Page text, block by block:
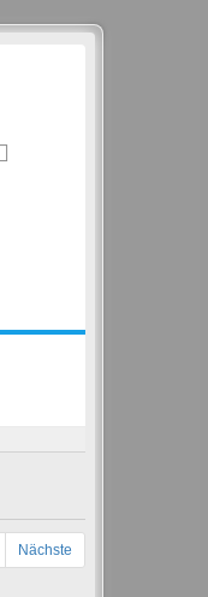
Nächste